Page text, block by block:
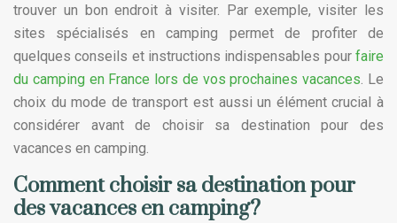
trouver un bon endroit à visiter. Par exemple, visiter les
sites spécialisés en camping permet de profiter de
quelques conseils et instructions indispensables pour faire
du camping en France lors de vos prochaines vacances . Le
choix du mode de transport est aussi un élément crucial à
considérer avant de choisir sa destination pour des
vacances en camping.
Comment choisir sa destination pour
des vacances en camping?